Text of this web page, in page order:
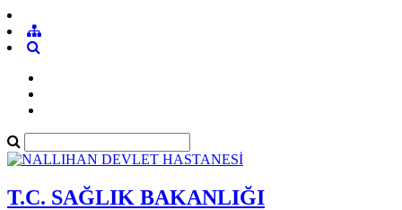
T.C. SAĞLIK BAKANLIĞI